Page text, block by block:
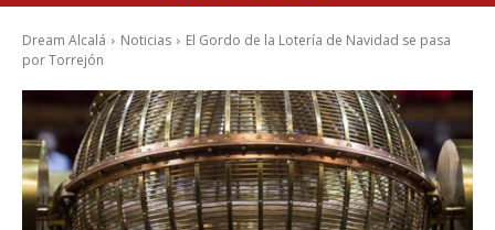
Dream Alcalá Noticias
El Gordo de la Lotería de Navidad se pasa
por Torrejón